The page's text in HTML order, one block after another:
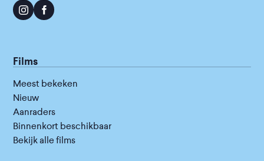
Films
Meest bekeken
Nieuw
Aanraders
Binnenkort beschikbaar
Bekijk alle films